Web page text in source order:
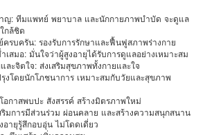
ญ: ทีมแพทย์ พยาบาล และนักกายภาพบำบัด จะดูแล
กล้ชิด
รบครัน: รองรับการรักษาและฟื้นฟูสภาพร่างกาย
เสมอ: มั่นใจว่าผู้สูงอายุได้รับการดูแลอย่างเหมาะสม
ละจิตใจ: ส่งเสริมสุขภาพทั้งกายและใจ
โดยนักโภชนาการ เหมาะสมกับวัยและสุขภาพ
อกาสพบปะ สังสรรค์ สร้างมิตรภาพใหม่
ริมการมีส่วนร่วม ผ่อนคลาย และสร้างความสนุกสนาน
อายุรู้สึกอบอุ่น ไม่โดดเดี่ยว